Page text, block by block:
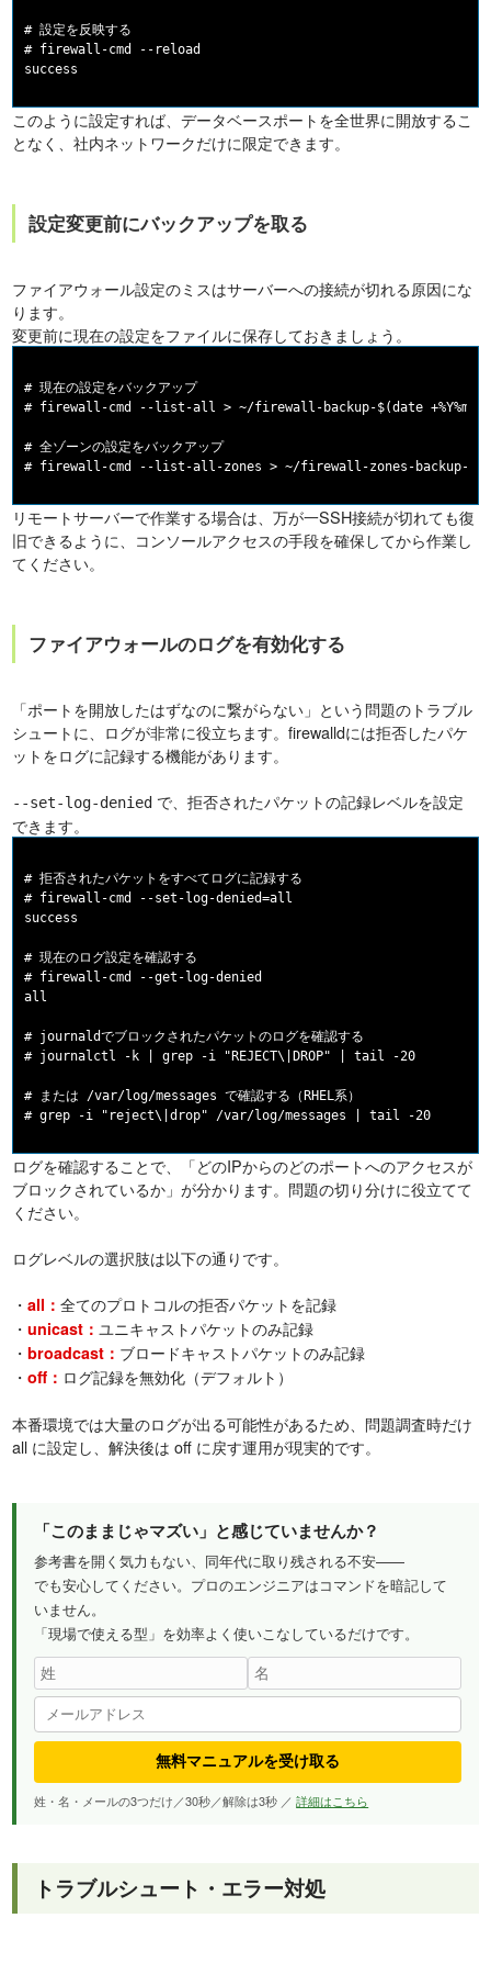
# 設定を反映する
# firewall-cmd --reload
このように設定すれば、データベースポートを全世界に開放するこ
となく、社内ネットワークだけに限定できます。
設定変更前にバックアップを取る
ファイアウォール設定のミスはサーバーへの接続が切れる原因にな
ります。
変更前に現在の設定をファイルに保存しておきましょう。
# 現在の設定をバックアップ
# firewall-cmd --list-all > ~/firewall-backup-$(date
# 全ゾーンの設定をバックアップ
リモートサーバーで作業する場合は、万が一SSH接続が切れても復
旧できるように、コンソールアクセスの手段を確保してから作業し
てください。
ファイアウォールのログを有効化する
「ポートを開放したはずなのに繋がらない」という問題のトラブル
シュートに、ログが非常に役立ちます。firewalldには拒否したパケ
ットをログに記録する機能があります。
--set-log-denied で、拒否されたパケットの記録レベルを設定
できます。
# 拒否されたパケットをすべてログに記録する
# firewall-cmd --set-log-denied=all
success
# 現在のログ設定を確認する
# firewall-cmd --get-log-denied
all
# journaldでブロックされたパケットのログを確認する
# journalctl -k | grep -i "REJECT\|DROP" | tail -20
# または /var/log/messages で確認する（RHEL系）
ログを確認することで、「どのIPからのどのポートへのアクセスが
ブロックされているか」が分かります。問題の切り分けに役立てて
ください。
ログレベルの選択肢は以下の通りです。
・all：全てのプロトコルの拒否パケットを記録
・unicast：ユニキャストパケットのみ記録
・broadcast： ブロードキャストパケットのみ記録
・off： ログ記録を無効化（デフォルト）
本番環境では大量のログが出る可能性があるため、問題調査時だけ
all に設定し、解決後は off に戻す運用が現実的です。
「このままじゃマズい」と感じていませんか？
参考書を開く気力もない、同年代に取り残される不安——
でも安心してください。プロのエンジニアはコマンドを暗記して
いません。
「現場で使える型」を効率よく使いこなしているだけです。
無料マニュアルを受け取る
姓・名・メールの3つだけ／30秒／解除は3秒 ／詳細はこちら
トラブルシュート・エラー対処